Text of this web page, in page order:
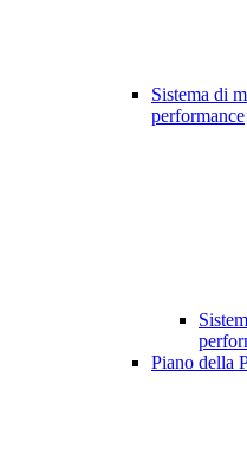
Sistema di
performance
Piano della